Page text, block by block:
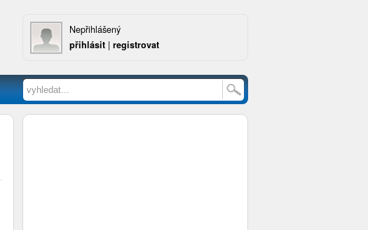
Nepřihlášený
přihlásit | registrovat